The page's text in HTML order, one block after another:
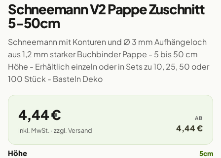
Schneemann V2 Pappe Zuschnitt
5-50cm
Schneemann mit Konturen und Ø 3 mm Aufhängeloch
aus 1,2 mm starker Buchbinder Pappe - 5 bis 50 cm
Höhe - Erhältlich einzeln oder in Sets zu 10, 25, 50 oder
100 Stück - Basteln Deko
4,44 €
inkl. MwSt. · zzgl. Versand
AB
4,44 €
Höhe 5cm